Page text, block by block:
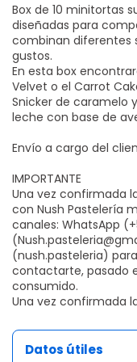
Box de 10 minitortas
diseñadas para
combinan diferentes
gustos.
En esta box
Velvet o el Carrot
Snicker de caramelo
leche con base de
Envío a cargo del
IMPORTANTE
Una vez confirmada
con Nush Pastelería
canales: WhatsApp
(nush.pasteleria)
contactarte, pasado
consumido.
Una vez confirmada
Datos útiles